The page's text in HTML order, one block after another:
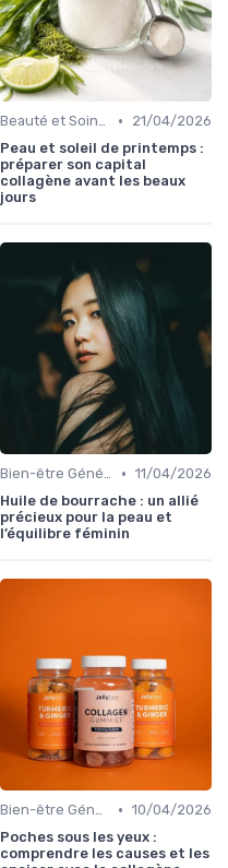
Beauté et Soins de la Peau •
21/04/2026
Peau et soleil de printemps :
préparer son capital
collagène avant les beaux
jours
Bien-être Général • 11/04/2026
Huile de bourrache : un allié
précieux pour la peau et
l’équilibre féminin
Bien-être Général • 10/04/2026
Poches sous les yeux :
comprendre les causes et les